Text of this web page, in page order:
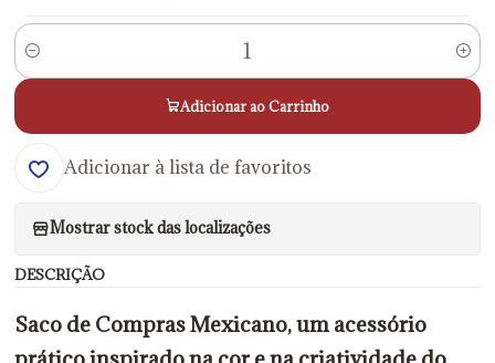
Quantidade
Adicionar ao Carrinho
Adicionar à lista de favoritos
Mostrar stock das localizações
DESCRIÇÃO
Saco de Compras Mexicano, um acessório